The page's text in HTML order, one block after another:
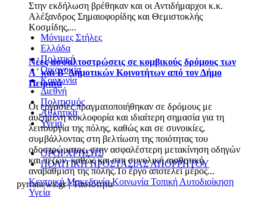
Στην εκδήλωση βρέθηκαν και οι Αντιδήμαρχοι κ.κ.
Αλέξανδρος Σημαιοφορίδης και Θεμιστοκλής
Κοσμίδης,...
Νέες ασφαλτοστρώσεις σε κομβικούς δρόμους των
Α΄ και Β΄ Δημοτικών Κοινοτήτων από τον Δήμο
Πειραιά
Οι εργασίες πραγματοποιήθηκαν σε δρόμους με
αυξημένη κυκλοφορία και ιδιαίτερη σημασία για τη
λειτουργία της πόλης, καθώς και σε συνοικίες,
συμβάλλοντας στη βελτίωση της ποιότητας του
οδοστρώματος, στην ασφαλέστερη μετακίνηση οδηγών
και πεζών, καθώς και στη συνολική αισθητική
αναβάθμιση της πόλης.Το έργο αποτελεί μέρος...
Κεντρική ΜακεδονίαΚοινωνία Τοπική Αυτοδιοίκηση
Υγεία
Μόνιμες Στήλες
Ελλάδα
Πολιτική
Οικονομία
Κοινωνία
Διεθνή
Πολιτισμός
Αθλητικά
Υγεία
ΟΡΟΙ ΧΡΗΣΗΣ
ΠΟΛΙΤΙΚΗ ΠΡΟΣΤΑΣΙΑΣ ΑΠΟΡΡΗΤΟΥ
pyrranews.gr | Ταυτότητα